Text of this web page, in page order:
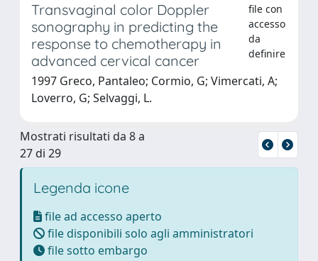
Transvaginal color Doppler
sonography in predicting the
response to chemotherapy in
advanced cervical cancer
file con
accesso
da
definire
1997 Greco, Pantaleo; Cormio, G; Vimercati, A;
Loverro, G; Selvaggi, L.
Mostrati risultati da 8 a
27 di 29
Legenda icone
file ad accesso aperto
file disponibili solo agli amministratori
file sotto embargo